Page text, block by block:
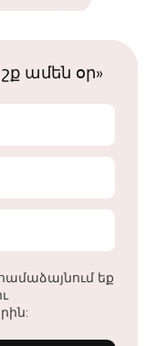
ամեն օր»
եք